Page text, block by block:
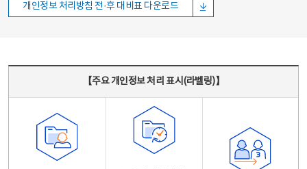
개인정보 처리방침 전·후 대비표 다운로드
【주요 개인정보 처리 표시(라벨링)】